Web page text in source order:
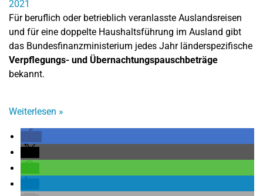
Für beruflich oder betrieblich veranlasste Auslandsreisen
und für eine doppelte Haushaltsführung im Ausland gibt
das Bundesfinanzministerium jedes Jahr länderspezifische
Verpflegungs- und Übernachtungspauschbeträge
bekannt.
Weiterlesen »